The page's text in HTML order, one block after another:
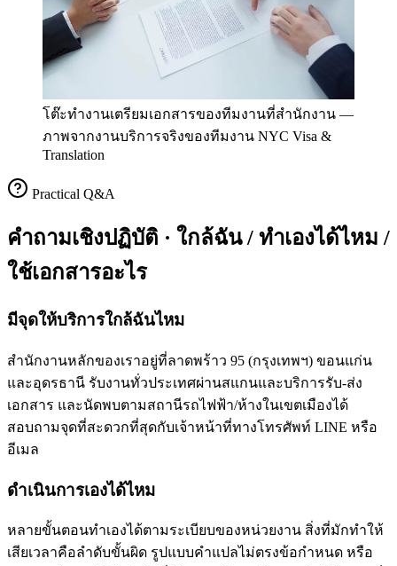
โต๊ะทำงานเตรียมเอกสารของทีมงานที่สำนักงาน —
ภาพจากงานบริการจริงของทีมงาน NYC Visa &
Translation
Practical Q&A
คำถามเชิงปฏิบัติ · ใกล้ฉัน / ทำเองได้ไหม /
ใช้เอกสารอะไร
มีจุดให้บริการใกล้ฉันไหม
สำนักงานหลักของเราอยู่ที่ลาดพร้าว 95 (กรุงเทพฯ) ขอนแก่น
และอุดรธานี รับงานทั่วประเทศผ่านสแกนและบริการรับ-ส่ง
เอกสาร และนัดพบตามสถานีรถไฟฟ้า/ห้างในเขตเมืองได้
สอบถามจุดที่สะดวกที่สุดกับเจ้าหน้าที่ทางโทรศัพท์ LINE หรือ
อีเมล
ดำเนินการเองได้ไหม
หลายขั้นตอนทำเองได้ตามระเบียบของหน่วยงาน สิ่งที่มักทำให้
เสียเวลาคือลำดับขั้นผิด รูปแบบคำแปลไม่ตรงข้อกำหนด หรือ